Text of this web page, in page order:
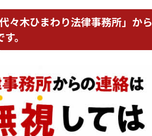
木ひまわり法律事務所」から
。